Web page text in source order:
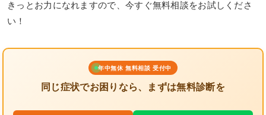
きっとお力になれますので、今すぐ無料相談をお試しくださ
い！
年中無休 無料相談 受付中
同じ症状でお困りなら、まずは無料診断を